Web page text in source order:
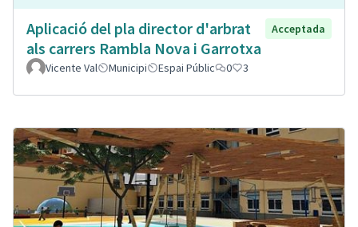
Aplicació del pla director d'arbrat
als carrers Rambla Nova i Garrotxa
Acceptada
Vicente Val Municipi Espai Públic 0 3